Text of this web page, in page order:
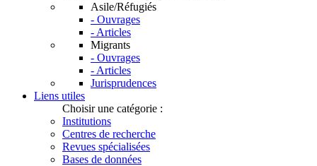
Asile/Réfugiés
- Ouvrages
- Articles
Migrants
- Ouvrages
- Articles
Jurisprudences
Liens utiles
Choisir une catégorie :
Institutions
Centres de recherche
Revues spécialisées
Bases de données